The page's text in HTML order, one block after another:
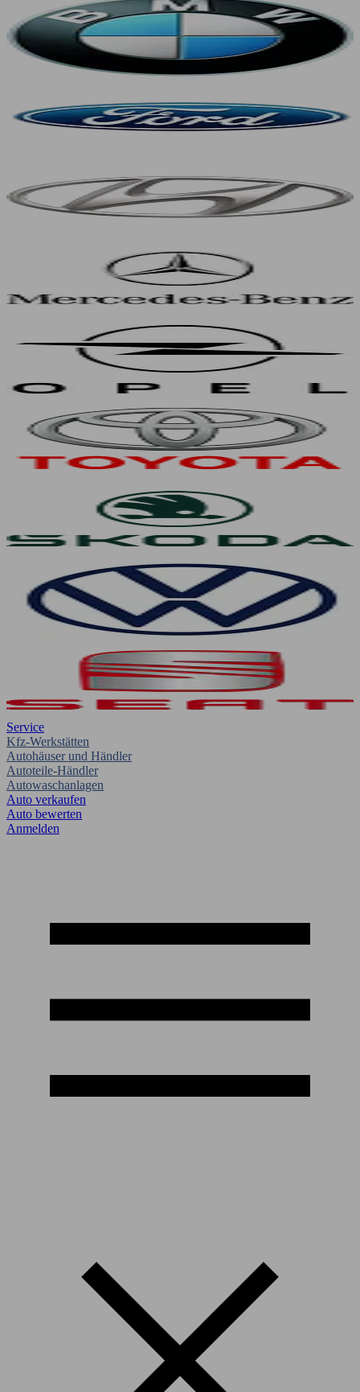
Service
Kfz-Werkstätten
Autohäuser und Händler
Autoteile-Händler
Autowaschanlagen
Auto verkaufen
Auto bewerten
Anmelden